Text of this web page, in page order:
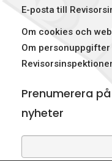
E-posta till
Om cookies och
Om personuppgifter
Prenumerera
nyheter